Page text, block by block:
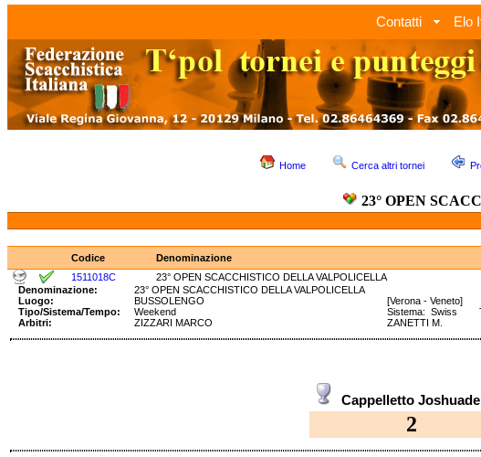
Contatti Elo
Home Cerca altri tornei
23° OPEN
Codice Denominazione
1511018C
23° OPEN SCACCHISTICO DELLA VALPOLICELLA
Denominazione:
23° OPEN SCACCHISTICO DELLA VALPOLICELLA
Luogo:
BUSSOLENGO
[Verona - Veneto]
Tipo/Sistema/Tempo:
Weekend
Sistema: Swiss
Arbitri:
ZIZZARI MARCO ZANETTI M.
Cappelletto Joshuade
2